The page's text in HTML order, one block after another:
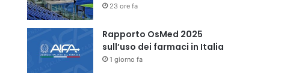
23 ore fa
Rapporto OsMed 2025
sull’uso dei farmaci in Italia
1 giorno fa